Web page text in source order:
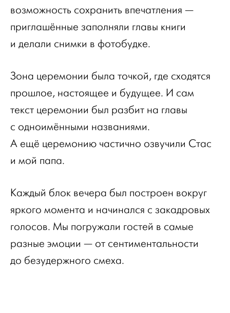
возможность сохранить впечатления —
приглашённые заполняли главы книги
и делали снимки в фотобудке.
Зона церемонии была точкой, где сходятся
прошлое, настоящее и будущее. И сам
текст церемонии был разбит на главы
с одноимёнными названиями.
А ещё церемонию частично озвучили Стас
и мой папа.
Каждый блок вечера был построен вокруг
яркого момента и начинался с закадровых
голосов. Мы погружали гостей в самые
разные эмоции — от сентиментальности
до безудержного смеха.